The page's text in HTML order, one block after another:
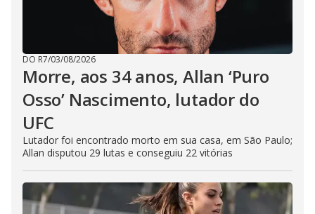
DO R7/03/08/2026
Morre, aos 34 anos, Allan ‘Puro
Osso’ Nascimento, lutador do
UFC
Lutador foi encontrado morto em sua casa, em São Paulo;
Allan disputou 29 lutas e conseguiu 22 vitórias